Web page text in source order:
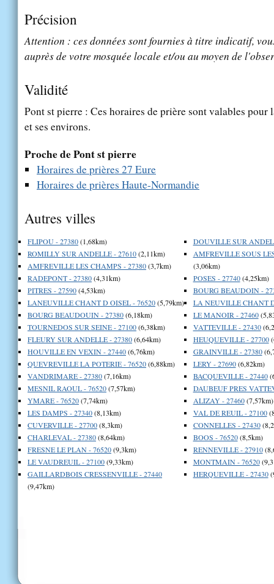
Précision
Attention : ces données sont fournies à titre indicatif,
auprès de votre mosquée locale et/ou au moyen de
Validité
Pont st pierre : Ces horaires de prière sont valables
et ses environs.
Proche de Pont st pierre
Horaires de prières 27 Eure
Horaires de prières Haute-Normandie
Autres villes
FLIPOU - 27380(1,68km)
ROMILLY SUR ANDELLE - 27610(2,11km)
AMFREVILLE LES CHAMPS - 27380(3,7km)
RADEPONT - 27380(4,31km)
PITRES - 27590(4,53km)
LANEUVILLE CHANT D OISEL - 76520(5,79km)
BOURG BEAUDOUIN - 27380(6,18km)
TOURNEDOS SUR SEINE - 27100(6,38km)
FLEURY SUR ANDELLE - 27380(6,64km)
HOUVILLE EN VEXIN - 27440(6,76km)
QUEVREVILLE LA POTERIE - 76520(6,88km)
VANDRIMARE - 27380(7,16km)
MESNIL RAOUL - 76520(7,57km)
YMARE - 76520(7,74km)
LES DAMPS - 27340(8,13km)
CUVERVILLE - 27700(8,3km)
CHARLEVAL - 27380(8,64km)
FRESNE LE PLAN - 76520(9,3km)
LE VAUDREUIL - 27100(9,33km)
GAILLARDBOIS CRESSENVILLE - 27440
(9,47km)
DOUVILLE SUR
AMFREVILLE SOUS
(3,06km)
POSES - 27740(4,25km)
BOURG BEAUDOIN -
LA NEUVILLE CHANT
LE MANOIR - 27460
VATTEVILLE - 27430
HEUQUEVILLE - 27700
GRAINVILLE - 27380
LERY - 27690(6,82km)
BACQUEVILLE - 27440
DAUBEUF PRES
ALIZAY - 27460(7,57km)
VAL DE REUIL - 27100
CONNELLES - 27430
BOOS - 76520(8,5km)
RENNEVILLE - 27910
MONTMAIN - 76520
HERQUEVILLE - 27430